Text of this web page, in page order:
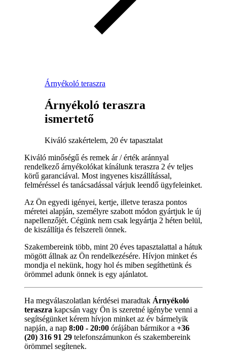
Árnyékoló teraszra
Árnyékoló teraszra
ismertető
Kiváló szakértelem, 20 év tapasztalat
Kiváló minőségű és remek ár / érték aránnyal
rendelkező árnyékolókat kínálunk teraszra 2 év teljes
körű garanciával. Most ingyenes kiszállítással,
felméréssel és tanácsadással várjuk leendő ügyfeleinket.
Az Ön egyedi igényei, kertje, illetve terasza pontos
méretei alapján, személyre szabott módon gyártjuk le új
napellenzőjét. Cégünk nem csak legyártja 2 héten belül,
de kiszállítja és felszereli önnek.
Szakembereink több, mint 20 éves tapasztalattal a hátuk
mögött állnak az Ön rendelkezésére. Hívjon minket és
mondja el nekünk, hogy hol és miben segíthetünk és
örömmel adunk önnek is egy ajánlatot.
Ha megválaszolatlan kérdései maradtak Árnyékoló
teraszra kapcsán vagy Ön is szeretné igénybe venni a
segítségünket kérem hívjon minket az év bármelyik
napján, a nap 8:00 - 20:00 órájában bármikor a +36
(20) 316 91 29 telefonszámunkon és szakembereink
örömmel segítenek.